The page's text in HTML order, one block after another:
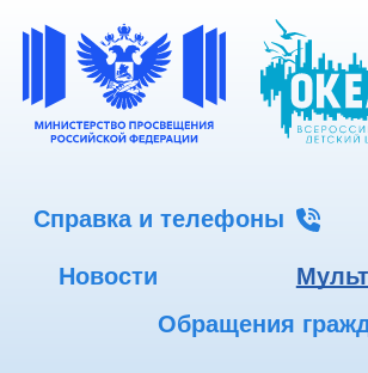
Справка и телефоны
Новости
Обращения